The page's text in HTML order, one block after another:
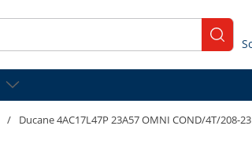
/ Ducane 4AC17L47P 23A57 OMNI COND/4T/208-23